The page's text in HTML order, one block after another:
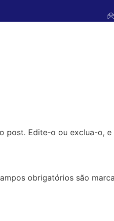
post. Edite-o ou exclua-o,
obrigatórios são